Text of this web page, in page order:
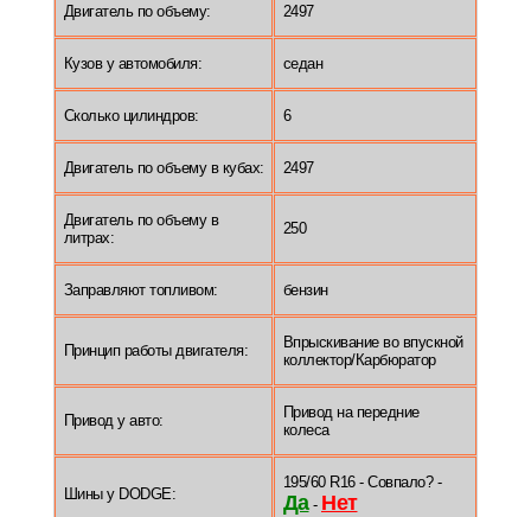
Двигатель по объему: 2497
Кузов у автомобиля: седан
Сколько цилиндров: 6
Двигатель по объему в кубах: 2497
Двигатель по объему в
литрах:
250
Заправляют топливом: бензин
Принцип работы двигателя:
Впрыскивание во впускной
коллектор/Карбюратор
Привод у авто:
Привод на передние
колеса
Шины у DODGE:
195/60 R16 - Совпало? -
Да- Нет